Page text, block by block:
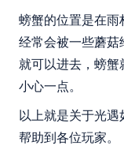
螃蟹的位置是在雨
经常会被一些蘑菇
就可以进去，螃
小心一点。
以上就是关于光
帮助到各位玩家。